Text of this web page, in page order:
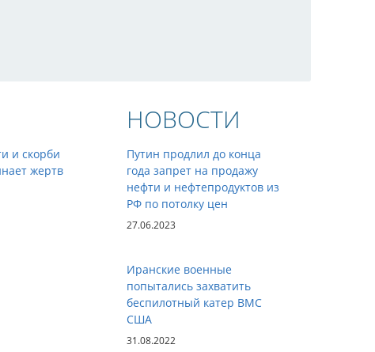
и скорби
жертв
НОВОСТИ
Путин продлил до конца
года запрет на продажу
нефти и нефтепродуктов из
РФ по потолку цен
27.06.2023
Иранские военные
попытались захватить
беспилотный катер ВМС
США
31.08.2022